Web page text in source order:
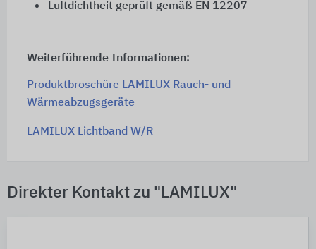
Luftdichtheit geprüft gemäß EN 12207
Weiterführende Informationen:
Produktbroschüre LAMILUX Rauch- und
Wärmeabzugsgeräte
LAMILUX Lichtband W/R
Direkter Kontakt zu "LAMILUX"